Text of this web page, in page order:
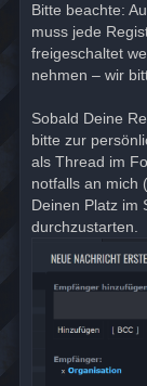
Bitte beachte:
muss jede
freigeschaltet
nehmen – wir
Sobald Deine
bitte zur
als Thread im
notfalls an mich
Deinen Platz im
durchzustarten.